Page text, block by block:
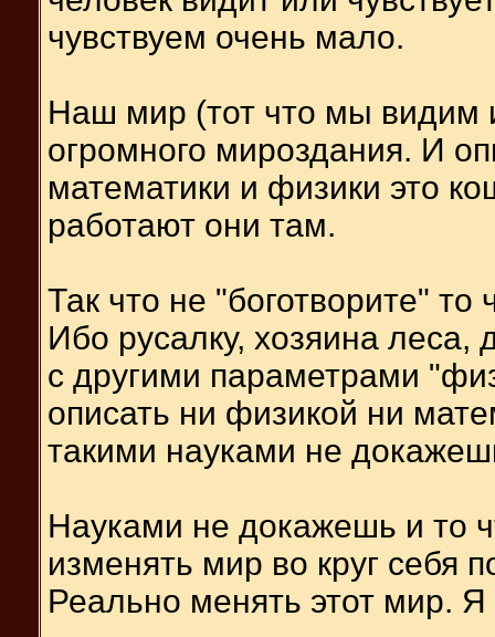
чувствуем очень мало.
Наш мир (тот что мы видим
огромного мироздания. И
математики и физики это
работают они там.
Так что не "боготворите"
Ибо русалку, хозяина
с другими параметрами
описать ни физикой ни
такими науками не
Науками не докажешь и то
изменять мир во круг себя
Реально менять этот мир.